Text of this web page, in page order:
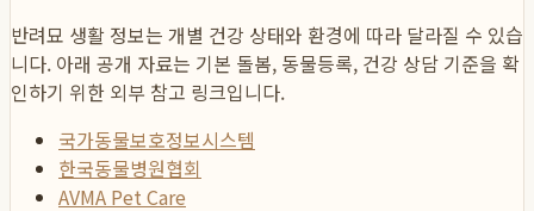
반려묘 생활 정보는 개별 건강 상태와 환경에 따라 달라질 수 있습
니다. 아래 공개 자료는 기본 돌봄, 동물등록, 건강 상담 기준을 확
인하기 위한 외부 참고 링크입니다.
국가동물보호정보시스템
한국동물병원협회
AVMA Pet Care